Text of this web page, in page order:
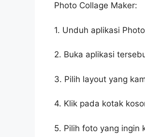
Photo Collage Maker:
1. Unduh aplikasi
2. Buka aplikasi
3. Pilih layout yang
4. Klik pada kotak
5. Pilih foto yang ingin